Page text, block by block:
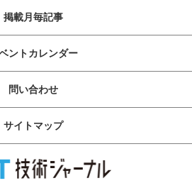
掲載月毎記事
ントカレンダー
問い合わせ
サイトマップ